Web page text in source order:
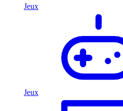
Jeux
Jeux